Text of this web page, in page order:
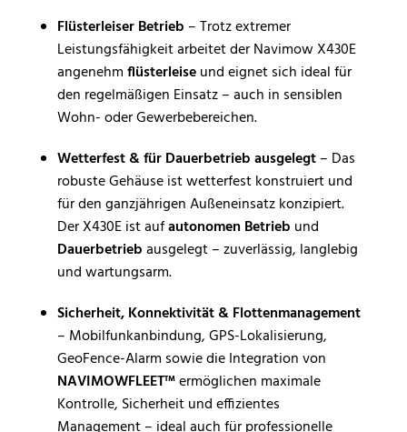
Flüsterleiser Betrieb – Trotz extremer
Leistungsfähigkeit arbeitet der Navimow X430E
angenehmflüsterleiseund eignet sich ideal für
den regelmäßigen Einsatz – auch in sensiblen
Wohn- oder Gewerbebereichen.
Wetterfest & für Dauerbetrieb ausgelegt– Das
robuste Gehäuse ist wetterfest konstruiert und
für den ganzjährigen Außeneinsatz konzipiert.
Der X430E ist aufautonomen Betrieb und
Dauerbetriebausgelegt – zuverlässig, langlebig
und wartungsarm.
Sicherheit, Konnektivität & Flottenmanagement
– Mobilfunkanbindung, GPS-Lokalisierung,
GeoFence-Alarm sowie die Integration von
NAVIMOWFLEET™ermöglichen maximale
Kontrolle, Sicherheit und effizientes